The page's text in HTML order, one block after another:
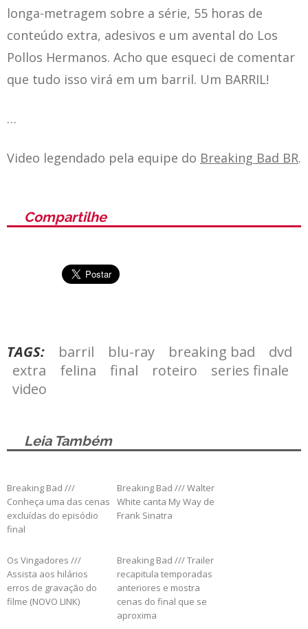
longa-metragem sobre a série, 55 horas de
conteúdo extra, adesivos e um avental do Los
Pollos Hermanos. Acho que esqueci de comentar
que tudo isso virá em um barril. Um BARRIL!
…
Video legendado pela equipe do Breaking Bad BR.
Compartilhe
TAGS: barril blu-ray breaking bad
dvd
extra
felina final roteiro
series finale
video
Leia Também
Breaking Bad ///
Conheça uma das cenas
excluídas do episódio
final
Breaking Bad /// Walter
White canta My Way de
Frank Sinatra
Os Vingadores ///
Assista aos hilários
erros de gravação do
filme (NOVO LINK)
Breaking Bad /// Trailer
recapitula temporadas
anteriores e mostra
cenas do final que se
aproxima